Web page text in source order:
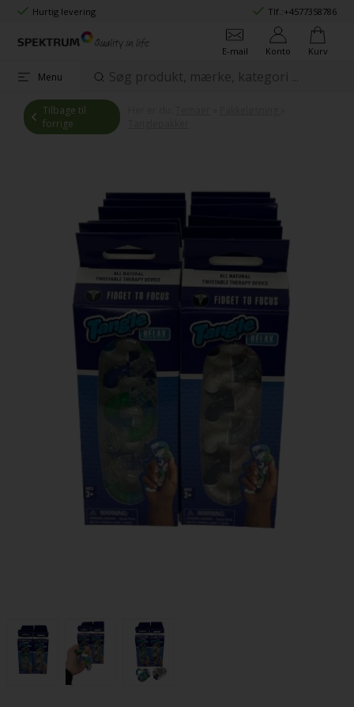
Hurtig levering Tlf.:+4577358786
E-mail Konto Kurv
Menu
Tilbage til
forrige